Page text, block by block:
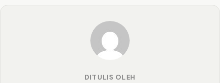
DITULIS OLEH